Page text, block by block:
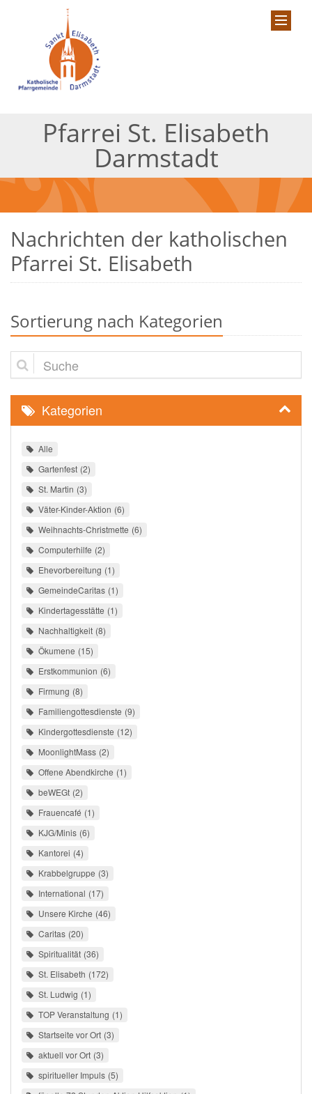
Pfarrei St. Elisabeth
Darmstadt
Nachrichten der katholischen
Pfarrei St. Elisabeth
Sortierung nach Kategorien
Suche
Kategorien
Alle
Gartenfest 2
St. Martin 3
Väter-Kinder-Aktion 6
Weihnachts-Christmette 6
Computerhilfe 2
Ehevorbereitung 1
GemeindeCaritas 1
Kindertagesstätte 1
Nachhaltigkeit 8
Ökumene 15
Erstkommunion 6
Firmung 8
Familiengottesdienste 9
Kindergottesdienste 12
MoonlightMass 2
Offene Abendkirche 1
beWEGt 2
Frauencafé 1
KJG/Minis 6
Kantorei 4
Krabbelgruppe 3
International 17
Unsere Kirche 46
Caritas 20
Spiritualität 36
St. Elisabeth 172
St. Ludwig 1
TOP Veranstaltung 1
Startseite vor Ort 3
aktuell vor Ort 3
spiritueller Impuls 5